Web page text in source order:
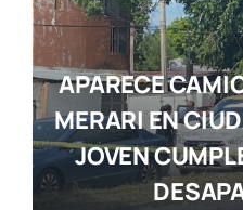
APARECE
MERARI EN
JOVEN